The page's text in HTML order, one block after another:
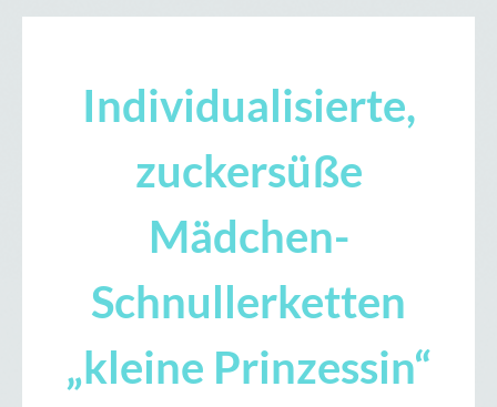
Individualisierte,
zuckersüße
Mädchen-
Schnullerketten
„kleine Prinzessin“